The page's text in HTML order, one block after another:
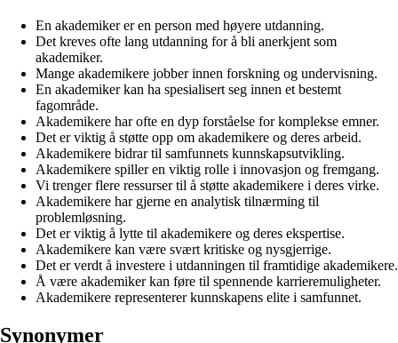
En akademiker er en person med høyere utdanning.
Det kreves ofte lang utdanning for å bli anerkjent som
akademiker.
Mange akademikere jobber innen forskning og undervisning.
En akademiker kan ha spesialisert seg innen et bestemt
fagområde.
Akademikere har ofte en dyp forståelse for komplekse emner.
Det er viktig å støtte opp om akademikere og deres arbeid.
Akademikere bidrar til samfunnets kunnskapsutvikling.
Akademikere spiller en viktig rolle i innovasjon og fremgang.
Vi trenger flere ressurser til å støtte akademikere i deres virke.
Akademikere har gjerne en analytisk tilnærming til
problemløsning.
Det er viktig å lytte til akademikere og deres ekspertise.
Akademikere kan være svært kritiske og nysgjerrige.
Det er verdt å investere i utdanningen til framtidige akademikere.
Å være akademiker kan føre til spennende karrieremuligheter.
Akademikere representerer kunnskapens elite i samfunnet.
Synonymer